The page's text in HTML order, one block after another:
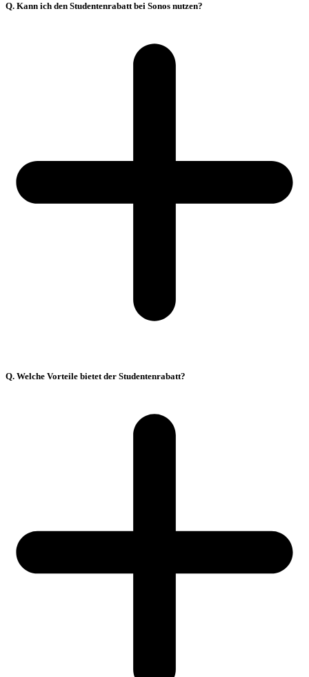
Q. Kann ich den Studentenrabatt bei Sonos nutzen?
Q. Welche Vorteile bietet der Studentenrabatt?